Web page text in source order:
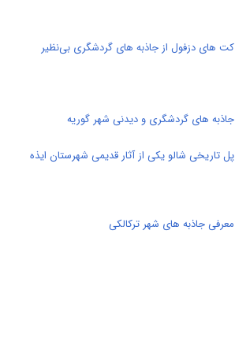
کت های دزفول از جاذبه های گردشگری بی‌نظیر
جاذبه های گردشگری و دیدنی شهر گوریه
پل تاریخی شالو یکی از آثار قدیمی شهرستان ایذه
معرفی جاذبه های شهر ترکالکی